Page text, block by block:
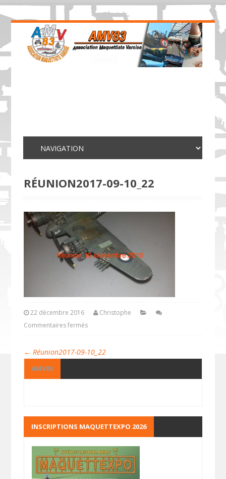
RÉUNION2017-09-10_22
22 décembre 2016
Christophe
Commentaires fermés
← Réunion2017-09-10_22
AMV83
INSCRIPTIONS MAQUETTEXPO 2026